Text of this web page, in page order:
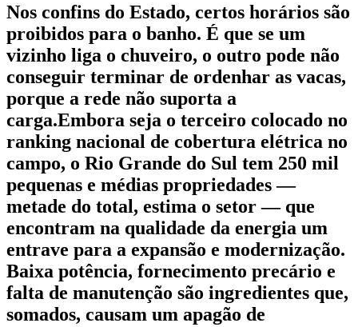
Nos confins do Estado, certos horários são
proibidos para o banho. É que se um
vizinho liga o chuveiro, o outro pode não
conseguir terminar de ordenhar as vacas,
porque a rede não suporta a
carga.Embora seja o terceiro colocado no
ranking nacional de cobertura elétrica no
campo, o Rio Grande do Sul tem 250 mil
pequenas e médias propriedades —
metade do total, estima o setor — que
encontram na qualidade da energia um
entrave para a expansão e modernização.
Baixa potência, fornecimento precário e
falta de manutenção são ingredientes que,
somados, causam um apagão de